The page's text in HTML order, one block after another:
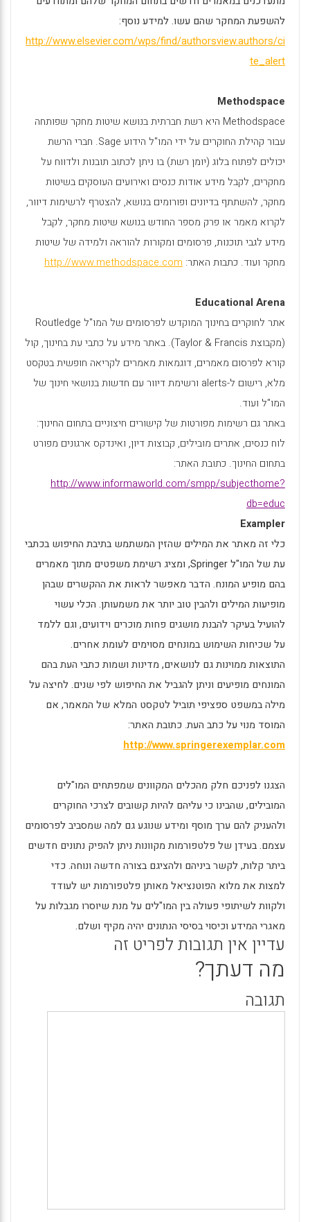
להשפעת המחקר שהם עשו. למידע נוסף:
http://www.elsevier.com/wps/find/authorsview.authors/ci
te_alert
Methodspace
Methodspace היא רשת חברתית בנושא שיטות מחקר שפותחה
עבור קהילת החוקרים על ידי המו"ל הידוע Sage. חברי הרשת
יכולים לפתוח בלוג (יומן רשת) בו ניתן לכתוב תובנות ולדווח על
מחקרים, לקבל מידע אודות כנסים ואירועים העוסקים בשיטות
מחקר, להשתתף בדיונים ופורומים בנושא, להצטרף לרשימות דיוור,
לקרוא מאמר או פרק מספר החודש בנושא שיטות מחקר, לקבל
מידע לגבי תוכנות, פרסומים ומקורות להוראה ולמידה של שיטות
מחקר ועוד. כתבות האתר: http://www.methodspace.com
Educational Arena
אתר לחוקרים בחינוך המוקדש לפרסומים של המו"ל Routledge
(מקבוצת Taylor & Francis). באתר מידע על כתבי עת בחינוך, קול
קורא לפרסום מאמרים, דוגמאות מאמרים לקריאה חופשית בטקסט
מלא, רישום ל-alerts ורשימת דיוור עם חדשות בנושאי חינוך של
המו"ל ועוד.
באתר גם רשימות מפורטות של קישורים חיצוניים בתחום החינוך:
לוח כנסים, אתרים מובילים, קבוצות דיון, ואינדקס ארגונים מפורט
בתחום החינוך. כתובת האתר:
http://www.informaworld.com/smpp/subjecthome?
db=educ
Exampler
כלי זה מאתר את המילים שהזין המשתמש בתיבת החיפוש בכתבי
עת של המו"לSpringer, ומציג רשימת משפטים מתוך מאמרים
בהם מופיע המונח. הדבר מאפשר לראות את ההקשרים שבהן
מופיעות המילים ולהבין טוב יותר את משמעותן. הכלי עשוי
להועיל בעיקר להבנת מושגים פחות מוכרים וידועים, וגם ללמד
על שכיחות השימוש במונחים מסוימים לעומת אחרים.
התוצאות ממוינות גם לנושאים, מדינות ושמות כתבי העת בהם
המונחים מופיעים וניתן להגביל את החיפוש לפי שנים. לחיצה על
מילה במשפט ספציפי תוביל לטקסט המלא של המאמר, אם
המוסד מנוי על כתב העת. כתובת האתר:
http://www.springerexemplar.com
הצגנו לפניכם חלק מהכלים המקוונים שמפתחים המו"לים
המובילים, שהבינו כי עליהם להיות קשובים לצרכי החוקרים
ולהעניק להם ערך מוסף ומידע שנוגע גם למה שמסביב לפרסומים
עצמם. בעידן של פלטפורמות מקוונות ניתן להפיק נתונים חדשים
ביתר קלות, לקשר ביניהם ולהציגם בצורה חדשה ונוחה. כדי
למצות את מלוא הפוטנציאל מאותן פלטפורמות יש לעודד
ולקוות לשיתופי פעולה בין המו"לים על מנת שיוסרו מגבלות על
מאגרי המידע וכיסוי בסיסי הנתונים יהיה מקיף ושלם.
עדיין אין תגובות לפריט זה
מה דעתך?
תגובה